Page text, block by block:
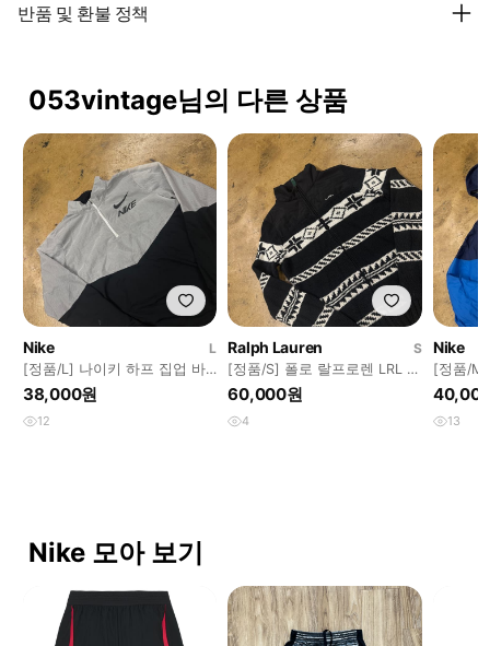
반품 및 환불 정책
053vintage님의 다른 상품
Nike
L
[정품/L] 나이키 하프 집업 바
람막이 b18
38,000원
12
Ralph Lauren
S
[정품/S] 폴로 랄프로렌 LRL 집
업 스웨터 블랙 화이트 패턴
b18
60,000원
4
Nike
[정품/
이트 블
13
Nike 모아 보기